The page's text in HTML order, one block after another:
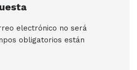
electrónico no será
obligatorios están